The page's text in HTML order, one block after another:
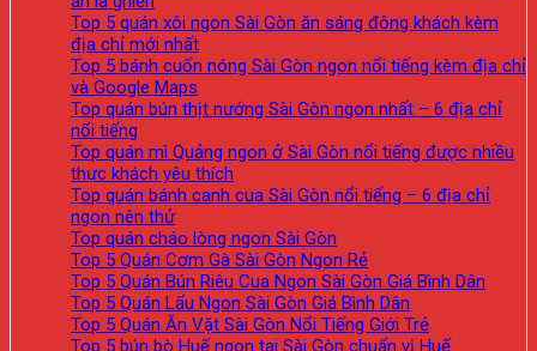
Top 5 quán xôi ngon Sài Gòn ăn sáng đông khách kèm
địa chỉ mới nhất
Top 5 bánh cuốn nóng Sài Gòn ngon nổi tiếng kèm địa chỉ
và Google Maps
Top quán bún thịt nướng Sài Gòn ngon nhất – 6 địa chỉ
nổi tiếng
Top quán mì Quảng ngon ở Sài Gòn nổi tiếng được nhiều
thực khách yêu thích
Top quán bánh canh cua Sài Gòn nổi tiếng – 6 địa chỉ
ngon nên thử
Top quán cháo lòng ngon Sài Gòn
Top 5 Quán Cơm Gà Sài Gòn Ngon Rẻ
Top 5 Quán Bún Riêu Cua Ngon Sài Gòn Giá Bình Dân
Top 5 Quán Lẩu Ngon Sài Gòn Giá Bình Dân
Top 5 Quán Ăn Vặt Sài Gòn Nổi Tiếng Giới Trẻ
Top 5 bún bò Huế ngon tại Sài Gòn chuẩn vị Huế